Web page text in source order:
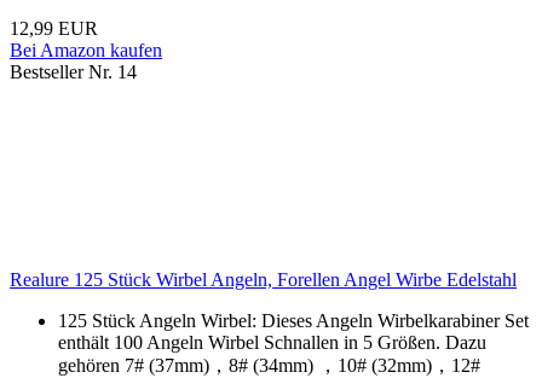
12,99 EUR
Bei Amazon kaufen
Bestseller Nr. 14
Realure 125 Stück Wirbel Angeln, Forellen Angel Wirbe Edelstahl
125 Stück Angeln Wirbel: Dieses Angeln Wirbelkarabiner Set
enthält 100 Angeln Wirbel Schnallen in 5 Größen. Dazu
gehören 7# (37mm)，8# (34mm) ，10# (32mm)，12#